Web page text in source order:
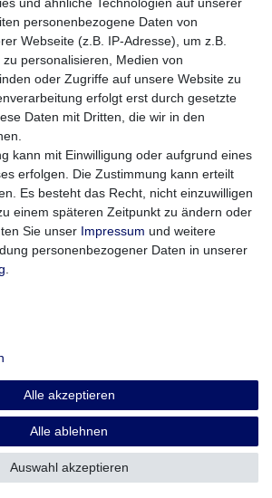
Taschenlampen
Nylonsteppnähte
vorne und hinten
bis zu 5,7 cm Breite
140x40x20 mm
Vertrag widerrufen
personenbezogene Daten von
Webseite (z.B. IP-Adresse), um z.B.
personalisieren, Medien von
oder Zugriffe auf unsere Website zu
erfolgt erst durch gesetzte
Daten mit Dritten, die wir in den
kann mit Einwilligung oder aufgrund eines
erfolgen. Die Zustimmung kann erteilt
Es besteht das Recht, nicht einzuwilligen
einem späteren Zeitpunkt zu ändern oder
Sie unser Impressum und weitere
personenbezogener Daten in unserer
Alle akzeptieren
Alle ablehnen
Auswahl akzeptieren